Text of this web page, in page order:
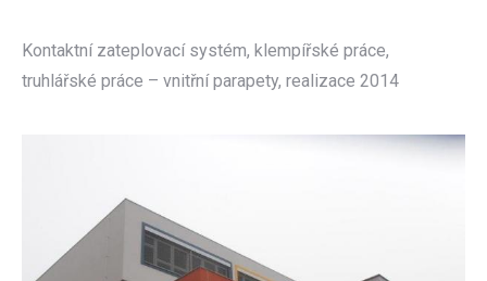
Kontaktní zateplovací systém, klempířské práce,
truhlářské práce – vnitřní parapety, realizace 2014